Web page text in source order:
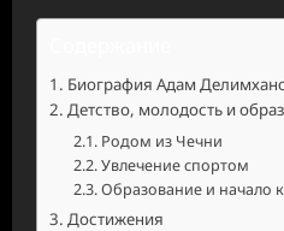
Биография Адам
Детство, молодость и
Родом из Чечни
Увлечение спортом
Образование и начало
Достижения